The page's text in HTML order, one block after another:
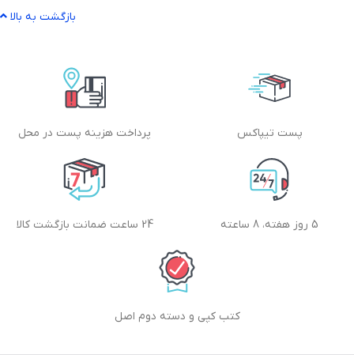
بازگشت به بالا
پست تیپاکس پرداخت هزینه پست در محل
5 روز هفته، 8 ساعته 24 ساعت ضمانت بازگشت کالا
کتب کپی و دسته دوم اصل